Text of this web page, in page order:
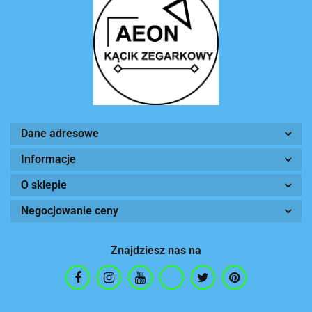
Dane adresowe
Informacje
O sklepie
Negocjowanie ceny
Znajdziesz nas na